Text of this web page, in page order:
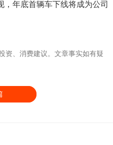
年底首辆车下线将成为公司
资、消费建议。文章事实如有疑